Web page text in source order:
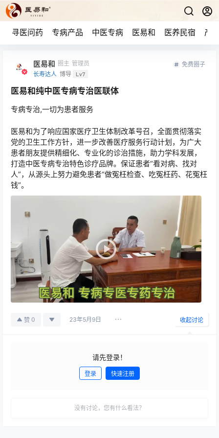
寻医问药 专病产品 中医专病 医易和 医养民宿 产
医易和 圈主 管理员
长寿达人 博导 Lv7
免费圈子
医易和纯中医专病专治医联体
专病专治,一切为患者服务
医易和为了响应国家医疗卫生体制改革号召，全面贯彻落实
党的卫生工作方针，进一步改善医疗服务行动计划，为广大
患者朋友提供精细化、专业化的诊治措施，助力学科发展，
打造中医专病专治特色诊疗品牌。保证患者“看对病、找对
人”，从源头上努力避免患者“做冤枉检查、吃冤枉药、花冤枉
钱”。
赞 0 23年5月9日 收起讨论
请先登录！
登录 快速注册
没有讨论，您有什么看法？